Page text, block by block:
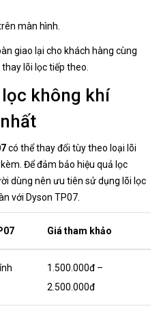
màn hình.
giao lại cho khách hàng cùng
lõi lọc tiếp theo.
không khí
có thể thay đổi tùy theo loại lõi
Để đảm bảo hiệu quả lọc
dùng nên ưu tiên sử dụng lõi lọc
với Dyson TP07.
Giá tham khảo
1.500.000đ –
2.500.000đ